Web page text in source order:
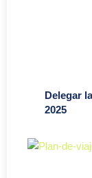
Delegar
2025